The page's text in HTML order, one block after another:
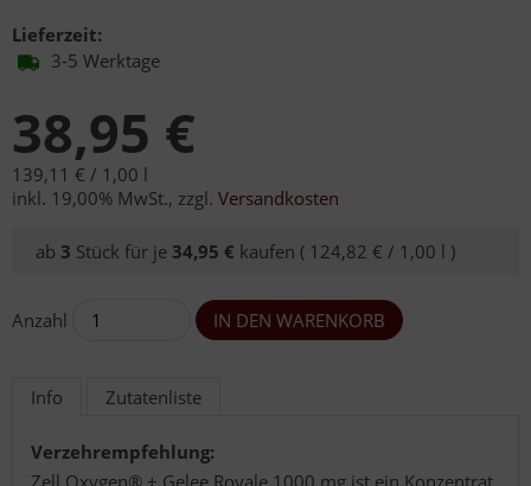
Lieferzeit:
3-5 Werktage
38,95 €
139,11 € / 1,00 l
inkl. 19,00% MwSt., zzgl. Versandkosten
ab 3 Stück für je 34,95 € kaufen ( 124,82 € / 1,00 l )
Anzahl
Info Zutatenliste
Verzehrempfehlung:
Zell Oxygen® + Gelee Royale 1000 mg ist ein Konzentrat,